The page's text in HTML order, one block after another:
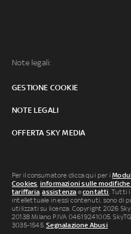
Note legali:
GESTIONE COOKIE
NOTE LEGALI
OFFERTA SKY MEDIA
Per il consumatore clicca qui per i
Cookies, informazioni sulle
tariffaria,assistenza econtatti. Tutti
intellettuale in essi contenuti, sono di
utilizzati su licenza. Copyright 2026
20138 Milano P.IVA 04619241005.
3035-1545.Segnalazione Abusi